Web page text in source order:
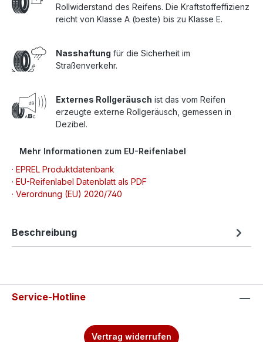
Rollwiderstand des Reifens. Die Kraftstoffeffizienz
reicht von Klasse A (beste) bis zu Klasse E.
Nasshaftung für die Sicherheit im
Straßenverkehr.
Externes Rollgeräusch ist das vom Reifen
erzeugte externe Rollgeräusch, gemessen in
Dezibel.
Mehr Informationen zum EU-Reifenlabel
· EPREL Produktdatenbank
· EU-Reifenlabel Datenblatt als PDF
· Verordnung (EU) 2020/740
Beschreibung
Service-Hotline
Vertrag widerrufen